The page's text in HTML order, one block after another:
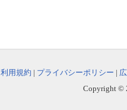
利用規約 | プライバシーポリシー |
Copyright ©